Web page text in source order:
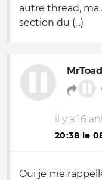
autre thread,
section du (...)
MrToad
il y a 16
20:38 le
Oui je me